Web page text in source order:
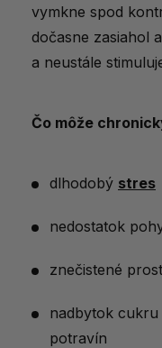
Bylinky a
Životný štýl
Magazíny,
Záver – Na čo
vymkne spod
dočasne zasiahol
a neustále
Čo môže
dlhodobý stres
nedostatok
znečistené
nadbytok
potravín